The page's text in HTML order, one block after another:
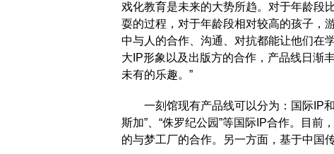
戏化教育是未来的大势所趋。对于年龄段
耍的过程，对于年龄段相对较高的孩子，
中与人的合作、沟通、对抗都能让他们在
大IP形象以及出版方的合作，产品线日渐
未有的乐趣。”
一刻馆现有产品线可以分为：国际IP和
斯加”、“侏罗纪公园”等国际IP合作。目
的与梦工厂的合作。另一方面，基于中国